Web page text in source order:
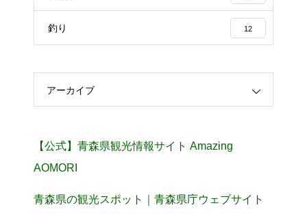
釣り 12
アーカイブ
【公式】青森県観光情報サイト Amazing
AOMORI
青森県の観光スポット｜青森県庁ウェブサイト